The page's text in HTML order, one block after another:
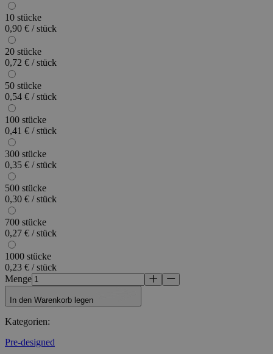
10 stücke
0,90 € / stück
20 stücke
0,72 € / stück
50 stücke
0,54 € / stück
100 stücke
0,41 € / stück
300 stücke
0,35 € / stück
500 stücke
0,30 € / stück
700 stücke
0,27 € / stück
1000 stücke
0,23 € / stück
Menge
In den Warenkorb legen
Kategorien:
Pre-designed